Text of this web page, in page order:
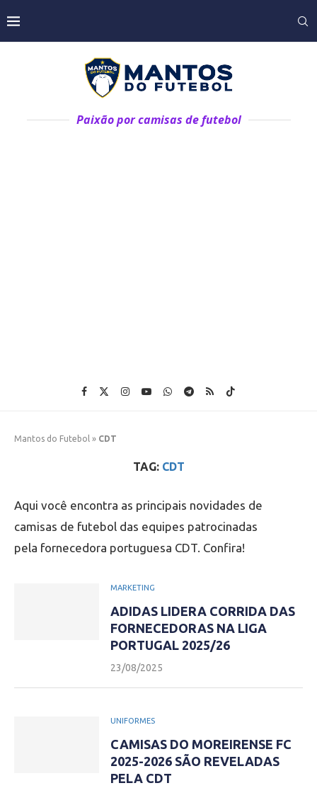
Paixão por camisas de futebol
Mantos do Futebol » CDT
TAG: CDT
Aqui você encontra as principais novidades de
camisas de futebol das equipes patrocinadas
pela fornecedora portuguesa CDT. Confira!
MARKETING
ADIDAS LIDERA CORRIDA DAS
FORNECEDORAS NA LIGA
PORTUGAL 2025/26
23/08/2025
UNIFORMES
CAMISAS DO MOREIRENSE FC
2025-2026 SÃO REVELADAS
PELA CDT